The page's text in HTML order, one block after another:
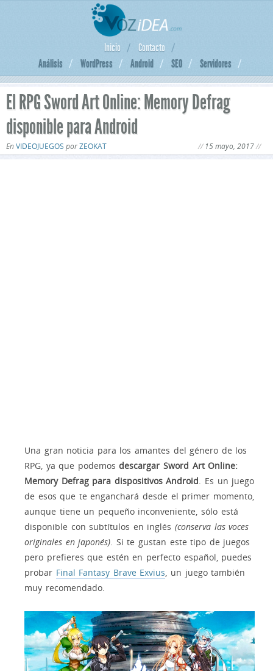
Inicio
Contacto
Análisis
WordPress Android SEO Servidores
El RPG Sword Art Online: Memory Defrag
disponible para Android
EnVIDEOJUEGOS porZEOKAT 15 mayo, 2017
Una gran noticia para los amantes del género de los
RPG, ya que podemosdescargar Sword Art Online:
Memory Defrag para dispositivos Android . Es un juego
de esos que te enganchará desde el primer momento,
aunque tiene un pequeño inconveniente, sólo está
disponible con subtítulos en inglés(conserva las voces
originales en japonés) . Si te gustan este tipo de juegos
pero prefieres que estén en perfecto español, puedes
probar Final Fantasy Brave Exvius , un juego también
muy recomendado.